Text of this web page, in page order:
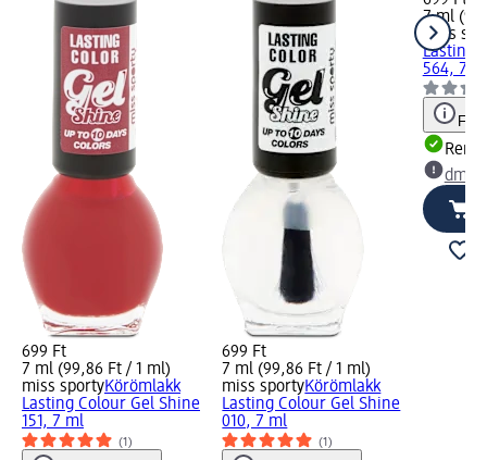
699 Ft
7 ml (99,86 Ft / 1 ml)
miss sportyKörömlakk
Lasting Colour Gel Shine
151, 7 ml
(1)
699 Ft
7 ml (99,86 Ft / 1 ml)
miss sportyKörömlakk
Lasting Colour Gel Shine
010, 7 ml
(1)
7 ml
miss
Lasting
564, 7
dm